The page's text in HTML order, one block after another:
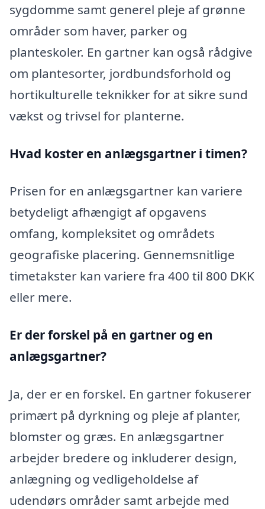
sygdomme samt generel pleje af grønne
områder som haver, parker og
planteskoler. En gartner kan også rådgive
om plantesorter, jordbundsforhold og
hortikulturelle teknikker for at sikre sund
vækst og trivsel for planterne.
Hvad koster en anlægsgartner i timen?
Prisen for en anlægsgartner kan variere
betydeligt afhængigt af opgavens
omfang, kompleksitet og områdets
geografiske placering. Gennemsnitlige
timetakster kan variere fra 400 til 800 DKK
eller mere.
Er der forskel på en gartner og en
anlægsgartner?
Ja, der er en forskel. En gartner fokuserer
primært på dyrkning og pleje af planter,
blomster og græs. En anlægsgartner
arbejder bredere og inkluderer design,
anlægning og vedligeholdelse af
udendørs områder samt arbejde med